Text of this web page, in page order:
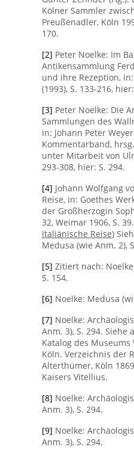
Kölner Sammler
Preußenadler, Köln
170.
[2] Peter Noelke: Im
Antikensammlung
und ihre Rezeption,
(1993), S. 133-216,
[3] Peter Noelke: Die
Sammlungen des
in: Johann Peter
Kommentarband,
unter Mitarbeit von
293-308, hier: S. 294.
[4] Johann Wolfgang
Reise, in: Goethes
der Großherzogin
32, Weimar 1906, S.
Italiänische Reise)
Medusa (wie Anm. 2),
[5] Zitiert nach:
S. 154.
[6] Noelke: Medusa
[7] Noelke:
Anm. 3), S. 294.
Katalog des
Köln. Verzeichnis der
Alterthümer, Köln
Kaisers Vitellius.
[8] Noelke:
Anm. 3), S. 294.
[9] Noelke:
Anm. 3), S. 294.